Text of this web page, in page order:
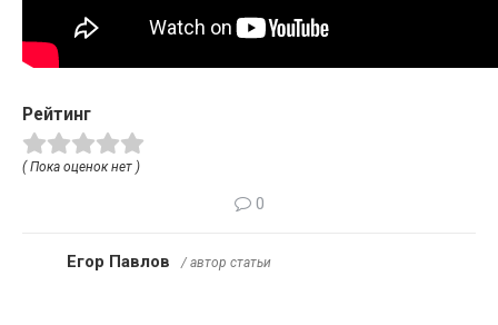
Рейтинг
( Пока оценок нет )
0
Егор Павлов / автор статьи